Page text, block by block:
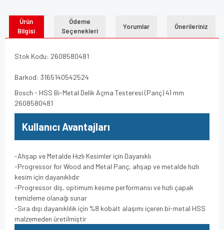
Ürün
Bilgisi
Ödeme
Seçenekleri
Yorumlar Önerileriniz
Stok Kodu: 2608580481
Barkod: 3165140542524
Bosch - HSS Bi-Metal Delik Açma Testeresi (Panç) 41 mm
2608580481
Kullanıcı Avantajları
-Ahşap ve Metalde Hızlı Kesimler için Dayanıklı
-Progressor for Wood and Metal Panç, ahşap ve metalde hızlı
kesim için dayanıklıdır
-Progressor diş, optimum kesme performansı ve hızlı çapak
temizleme olanağı sunar
-Sıra dışı dayanıklılık için %8 kobalt alaşımı içeren bi-metal HSS
malzemeden üretilmiştir